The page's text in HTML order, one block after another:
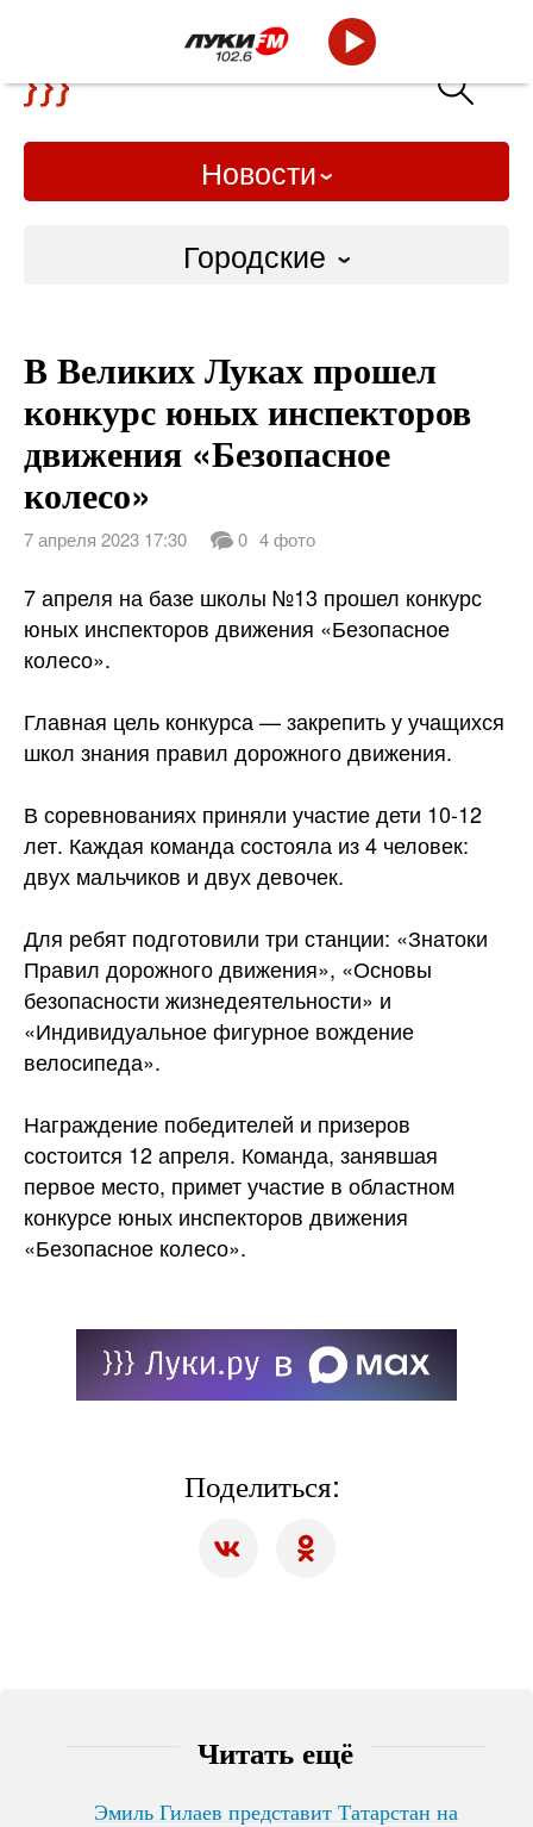
Новости
Городские
Слово Дело
Народные
В Великих Луках прошел
конкурс юных инспекторов
движения «Безопасное
колесо»
7 апреля 2023 17:30 0 4 фото
7 апреля на базе школы №13 прошел конкурс
юных инспекторов движения «Безопасное
колесо».
Главная цель конкурса — закрепить у учащихся
школ знания правил дорожного движения.
В соревнованиях приняли участие дети 10-12
лет. Каждая команда состояла из 4 человек:
двух мальчиков и двухдевочек.
Для ребят подготовили три станции: «Знатоки
Правил дорожного движения», «Основы
безопасности жизнедеятельности» и
«Индивидуальное фигурное вождение
велосипеда».
Награждение победителей и призеров
состоится 12 апреля. Команда, занявшая
первое место, примет участие в областном
конкурсе юных инспекторов движения
«Безопасное колесо».
Поделиться:
Читать ещё
Эмиль Гилаев представит Татарстан на